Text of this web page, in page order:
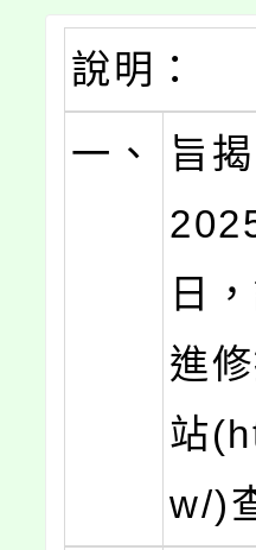
說明：
一、
旨
日
進
站
w/)